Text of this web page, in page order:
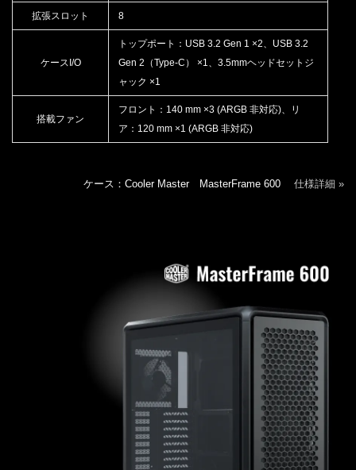
拡張スロット 8
ケースI/O
トップポート：USB 3.2 Gen 1 ×2、USB 3.2
Gen 2（Type-C） ×1、3.5mmヘッドセットジ
ャック ×1
搭載ファン
フロント：140 mm ×3 (ARGB 非対応)、リ
ア：120 mm ×1 (ARGB 非対応)
ケース：Cooler Master MasterFrame 600 仕様詳細 »